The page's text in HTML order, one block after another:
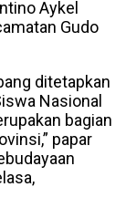
Aykel
Gudo
ditetapkan
Nasional
bagian
papar